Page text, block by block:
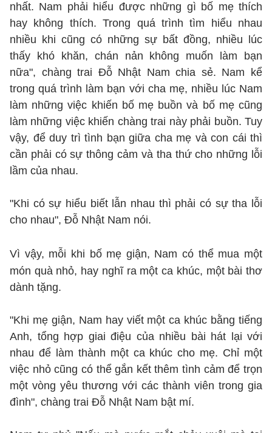
nhất. Nam phải hiểu được những gì bố mẹ thích
hay không thích. Trong quá trình tìm hiểu nhau
nhiều khi cũng có những sự bất đồng, nhiều lúc
thấy khó khăn, chán nản không muốn làm bạn
nữa", chàng trai Đỗ Nhật Nam chia sẻ. Nam kể
trong quá trình làm bạn với cha mẹ, nhiều lúc Nam
làm những việc khiến bố mẹ buồn và bố mẹ cũng
làm những việc khiến chàng trai này phải buồn. Tuy
vậy, để duy trì tình bạn giữa cha mẹ và con cái thì
cần phải có sự thông cảm và tha thứ cho những lỗi
lầm của nhau.
"Khi có sự hiểu biết lẫn nhau thì phải có sự tha lỗi
cho nhau", Đỗ Nhật Nam nói.
Vì vậy, mỗi khi bố mẹ giận, Nam có thể mua một
món quà nhỏ, hay nghĩ ra một ca khúc, một bài thơ
dành tặng.
"Khi mẹ giận, Nam hay viết một ca khúc bằng tiếng
Anh, tổng hợp giai điệu của nhiều bài hát lại với
nhau để làm thành một ca khúc cho mẹ. Chỉ một
việc nhỏ cũng có thể gắn kết thêm tình cảm để trọn
một vòng yêu thương với các thành viên trong gia
đình", chàng trai Đỗ Nhật Nam bật mí.